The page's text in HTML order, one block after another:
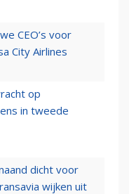
CEO’s voor
City Airlines
op
in tweede
dicht voor
wijken uit